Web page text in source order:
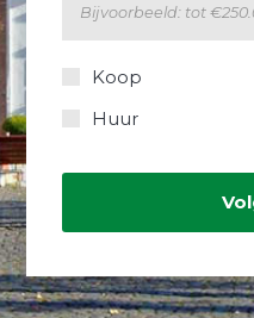
Koop
of
huur?
Koop
Huur